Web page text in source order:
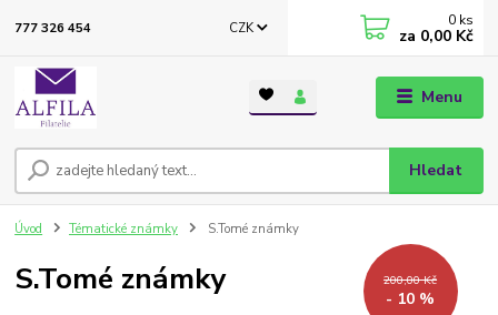
Menu
CZK
Hledat
777 326 454 0 ks
za 0,00 Kč
Úvod Tématické známky S.Tomé známky
S.Tomé známky 200,00 Kč
- 10 %